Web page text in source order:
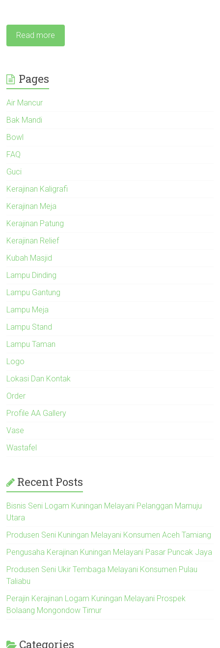
Read more
Pages
Air Mancur
Bak Mandi
Bowl
FAQ
Guci
Kerajinan Kaligrafi
Kerajinan Meja
Kerajinan Patung
Kerajinan Relief
Kubah Masjid
Lampu Dinding
Lampu Gantung
Lampu Meja
Lampu Stand
Lampu Taman
Logo
Lokasi Dan Kontak
Order
Profile AA Gallery
Vase
Wastafel
Recent Posts
Bisnis Seni Logam Kuningan Melayani Pelanggan Mamuju
Utara
Produsen Seni Kuningan Melayani Konsumen Aceh Tamiang
Pengusaha Kerajinan Kuningan Melayani Pasar Puncak Jaya
Produsen Seni Ukir Tembaga Melayani Konsumen Pulau
Taliabu
Perajin Kerajinan Logam Kuningan Melayani Prospek
Bolaang Mongondow Timur
Categories